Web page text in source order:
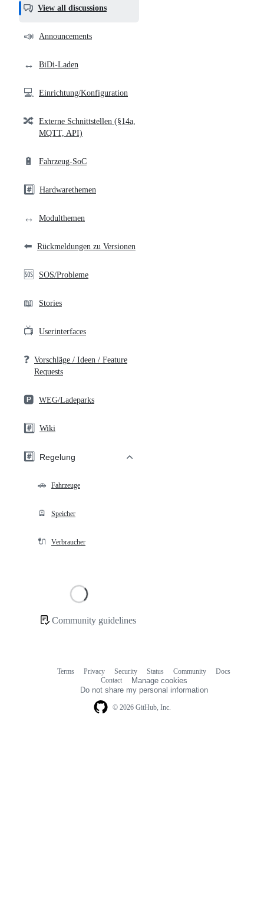
and
community
View all discussions
📣 Announcements
↔️ BiDi-Laden
💻 Einrichtung/Konfiguration
🔀 Externe Schnittstellen (§14a,
MQTT, API)
🔋 Fahrzeug-SoC
#️⃣ Hardwarethemen
↔️ Modulthemen
⬅️ Rückmeldungen zu Versionen
🆘 SOS/Probleme
📖 Stories
📺 Userinterfaces
❓ Vorschläge / Ideen / Feature
Requests
🅿️ WEG/Ladeparks
#️⃣ Wiki
#️⃣ Regelung
🚗 Fahrzeuge
🪫 Speicher
🔌 Verbraucher
Community guidelines
© 2026 GitHub, Inc.
Terms Privacy Security Status Community
Docs
Contact
Manage cookies
Do not share my personal information